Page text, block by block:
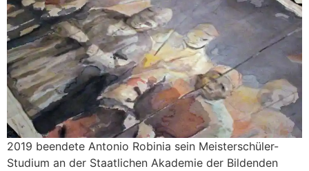
2019 beendete Antonio Robinia sein Meisterschüler-
Studium an der Staatlichen Akademie der Bildenden